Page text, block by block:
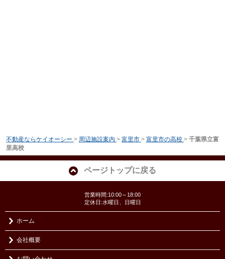
不動産ならケイオーシー > 周辺施設案内 > 富里市 > 富里市の高校 > 千葉県立富
里高校
ページトップに戻る
営業時間:10:00～18:00
定休日:水曜日、日曜日
ホーム
会社概要